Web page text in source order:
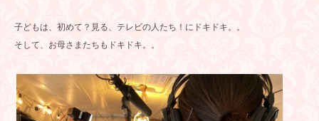
子どもは、初めて？見る、テレビの人たち！にドキドキ。。
そして、お母さまたちもドキドキ。。